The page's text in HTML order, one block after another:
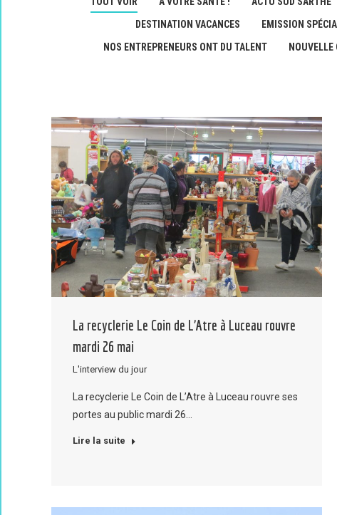
DESTINATION VACANCES
EMISSION
NOS ENTREPRENEURS ONT DU TALENT
NOUVELLE
La recyclerie Le Coin de L’Atre à Luceau rouvre
mardi 26 mai
L'interview du jour
La recyclerie Le Coin de L’Atre à Luceau rouvre ses
portes au public mardi 26…
Lire la suite